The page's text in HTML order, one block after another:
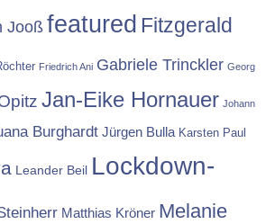
Jooßfeatured Fitzgerald
Friedrich Ani Gabriele Trinckler Georg
Jan-Eike Hornauer Johann
Burghardt Jürgen Bulla Karsten Paul
Leander Beil Lockdown-
Matthias Kröner Melanie